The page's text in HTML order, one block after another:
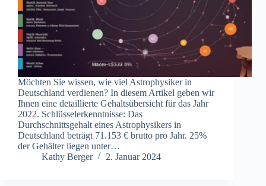
Möchten Sie wissen, wie viel Astrophysiker in
Deutschland verdienen? In diesem Artikel geben wir
Ihnen eine detaillierte Gehaltsübersicht für das Jahr
2022. Schlüsselerkenntnisse: Das
Durchschnittsgehalt eines Astrophysikers in
Deutschland beträgt 71.153 € brutto pro Jahr. 25%
der Gehälter liegen unter…
Kathy Berger
2. Januar 2024